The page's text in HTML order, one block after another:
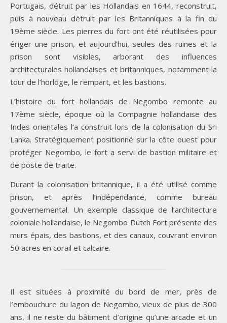
Portugais, détruit par les Hollandais en 1644, reconstruit,
puis à nouveau détruit par les Britanniques à la fin du
19ème siècle. Les pierres du fort ont été réutilisées pour
ériger une prison, et aujourd’hui, seules des ruines et la
prison sont visibles, arborant des influences
architecturales hollandaises et britanniques, notamment la
tour de l’horloge, le rempart, et les bastions.
L’histoire du fort hollandais de Negombo remonte au
17ème siècle, époque où la Compagnie hollandaise des
Indes orientales l’a construit lors de la colonisation du Sri
Lanka. Stratégiquement positionné sur la côte ouest pour
protéger Negombo, le fort a servi de bastion militaire et
de poste de traite.
Durant la colonisation britannique, il a été utilisé comme
prison, et après l’indépendance, comme bureau
gouvernemental. Un exemple classique de l’architecture
coloniale hollandaise, le Negombo Dutch Fort présente des
murs épais, des bastions, et des canaux, couvrant environ
50 acres en corail et calcaire.
Il est situées à proximité du bord de mer, près de
l’embouchure du lagon de Negombo, vieux de plus de 300
ans, il ne reste du bâtiment d’origine qu’une arcade et un